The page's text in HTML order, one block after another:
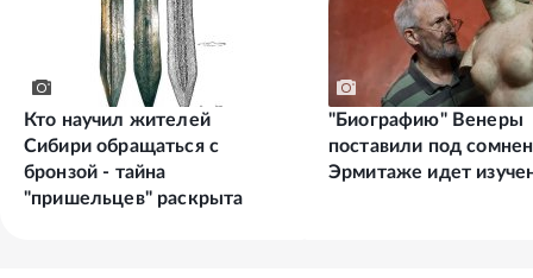
Кто научил жителей
Сибири обращаться с
бронзой - тайна
"пришельцев" раскрыта
"Биографию" Венеры
поставили под
Эрмитаже идет